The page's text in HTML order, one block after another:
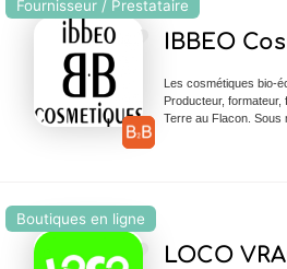
Fournisseur / Prestataire
IBBEO
Les cosmétiques bio-
Producteur,
Terre au Flacon. Sous
Boutiques en ligne
LOCO